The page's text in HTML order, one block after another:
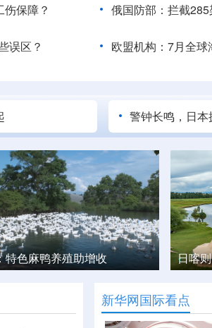
保障？
误区？
俄国防部：拦截
欧盟机构：7月全
警钟长鸣，日
原生态“林卡” 城郊避暑首选 千年
新华网国际看点